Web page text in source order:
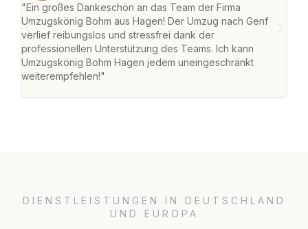
"Ein großes Dankeschön an das Team der Firma
Umzugskönig Bohm aus Hagen! Der Umzug nach Genf
verlief reibungslos und stressfrei dank der
professionellen Unterstützung des Teams. Ich kann
Umzugskönig Bohm Hagen jedem uneingeschränkt
weiterempfehlen!"
DIENSTLEISTUNGEN IN DEUTSCHLAND
UND EUROPA